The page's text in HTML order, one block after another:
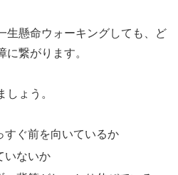
生懸命ウォーキングしても、ど
に繋がります。
しょう。
すぐ前を向いているか
いないか